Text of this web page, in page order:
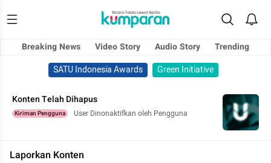
Breaking News Video Story Audio Story
Trending
SATU Indonesia Awards
Green Initiative
Konten Telah Dihapus
Kiriman Pengguna User Dinonaktifkan oleh Pengguna
Laporkan Konten